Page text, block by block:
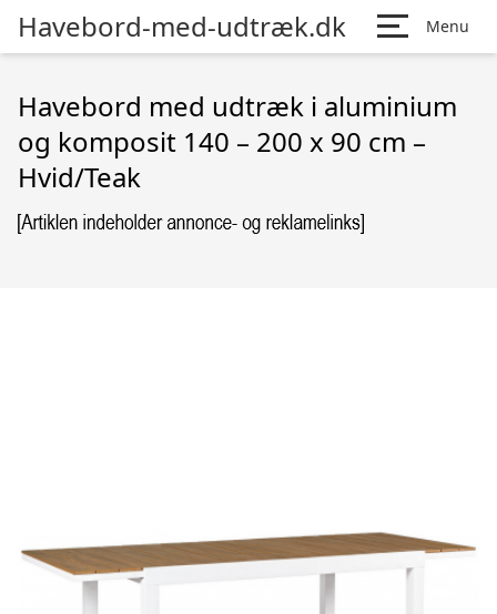
Havebord-med-udtræk.dk Menu
Havebord med udtræk i aluminium
og komposit 140 – 200 x 90 cm –
Hvid/Teak